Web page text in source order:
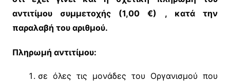
αντιτίμου συμμετοχής (1,00 €) , κατά την
παραλαβή του αριθμού.
Πληρωμή αντιτίμου:
σε όλες τις μονάδες του Οργανισμού που